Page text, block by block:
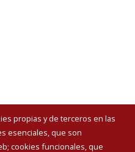
propias y de terceros en las
esenciales, que son
cookies funcionales, que